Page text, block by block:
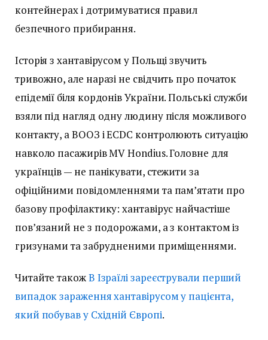
контейнерах і дотримуватися правил
безпечного прибирання.
Історія з хантавірусом у Польщі звучить
тривожно, але наразі не свідчить про початок
епідемії біля кордонів України. Польські служби
взяли під нагляд одну людину після можливого
контакту, а ВООЗ і ECDC контролюють ситуацію
навколо пасажирів MV Hondius. Головне для
українців — не панікувати, стежити за
офіційними повідомленнями та пам’ятати про
базову профілактику: хантавірус найчастіше
пов’язаний не з подорожами, а з контактом із
гризунами та забрудненими приміщеннями.
Читайте такожВ Ізраїлі зареєстрували перший
випадок зараження хантавірусом у пацієнта,
який побував у Східній Європі.